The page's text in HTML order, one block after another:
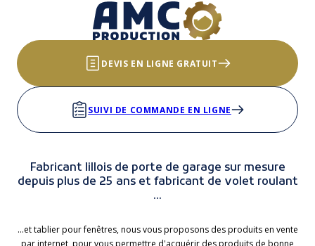
DEVIS EN LIGNE GRATUIT
SUIVI DE COMMANDE EN LIGNE
Fabricant lillois de porte de garage sur mesure
depuis plus de 25 ans et fabricant de volet roulant
...
...et tablier pour fenêtres, nous vous proposons des produits en vente